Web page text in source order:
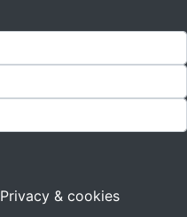
Privacy & cookies